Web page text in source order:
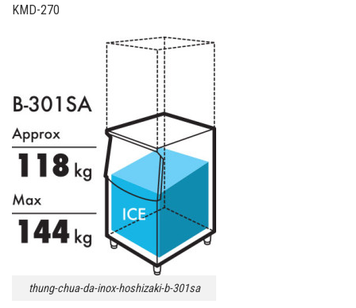
KMD-270
thung-chua-da-inox-hoshizaki-b-301sa